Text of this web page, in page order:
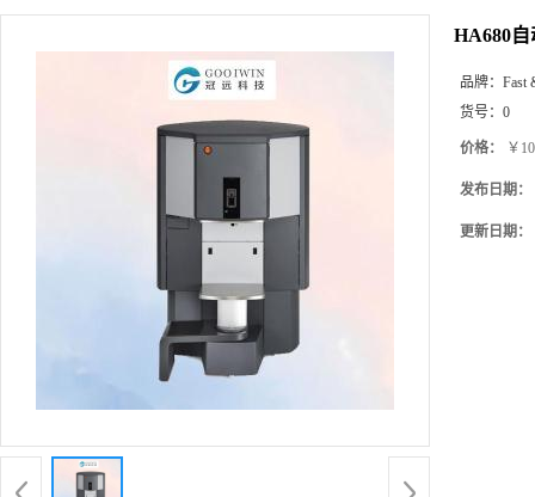
HA680
品牌： Fast
货号： 0
价格： ￥
发布日期：
更新日期：